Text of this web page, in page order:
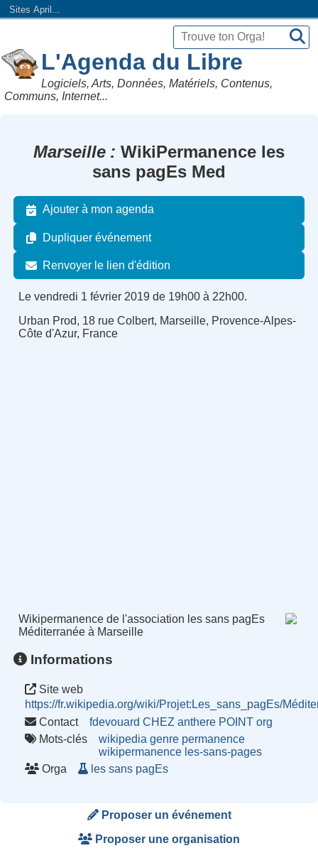
Sites April...
L'Agenda du Libre
Logiciels, Arts, Données, Matériels, Contenus,
Communs, Internet...
Marseille
WikiPermanence les
sans pagEs Med
Ajouter à mon agenda
Dupliquer événement
Renvoyer le lien d'édition
Le vendredi 1 février 2019 de 19h00 à 22h00.
Urban Prod, 18 rue Colbert, Marseille, Provence-Alpes-
Côte d'Azur, France
Wikipermanence de l'association les sans pagEs
Méditerranée à Marseille
Informations
Site web
https://fr.wikipedia.org/wiki/Projet:Les_sans_pagEs/
Contact
fdevouard CHEZ anthere POINT org
Mots-clés
wikipedia genre permanence
wikipermanence les-sans-pages
Orga
les sans pagEs
Proposer un événement
Proposer une organisation